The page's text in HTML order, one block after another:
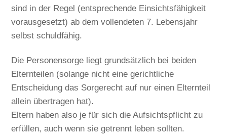
sind in der Regel (entsprechende Einsichtsfähigkeit
vorausgesetzt) ab dem vollendeten 7. Lebensjahr
selbst schuldfähig.
Die Personensorge liegt grundsätzlich bei beiden
Elternteilen (solange nicht eine gerichtliche
Entscheidung das Sorgerecht auf nur einen Elternteil
allein übertragen hat).
Eltern haben also je für sich die Aufsichtspflicht zu
erfüllen, auch wenn sie getrennt leben sollten.